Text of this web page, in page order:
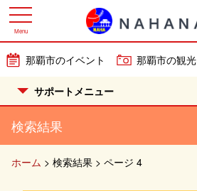
那覇市のイベント 那覇市の観光
Menu
サポートメニュー
検索結果
ホーム > 検索結果 > ページ 4